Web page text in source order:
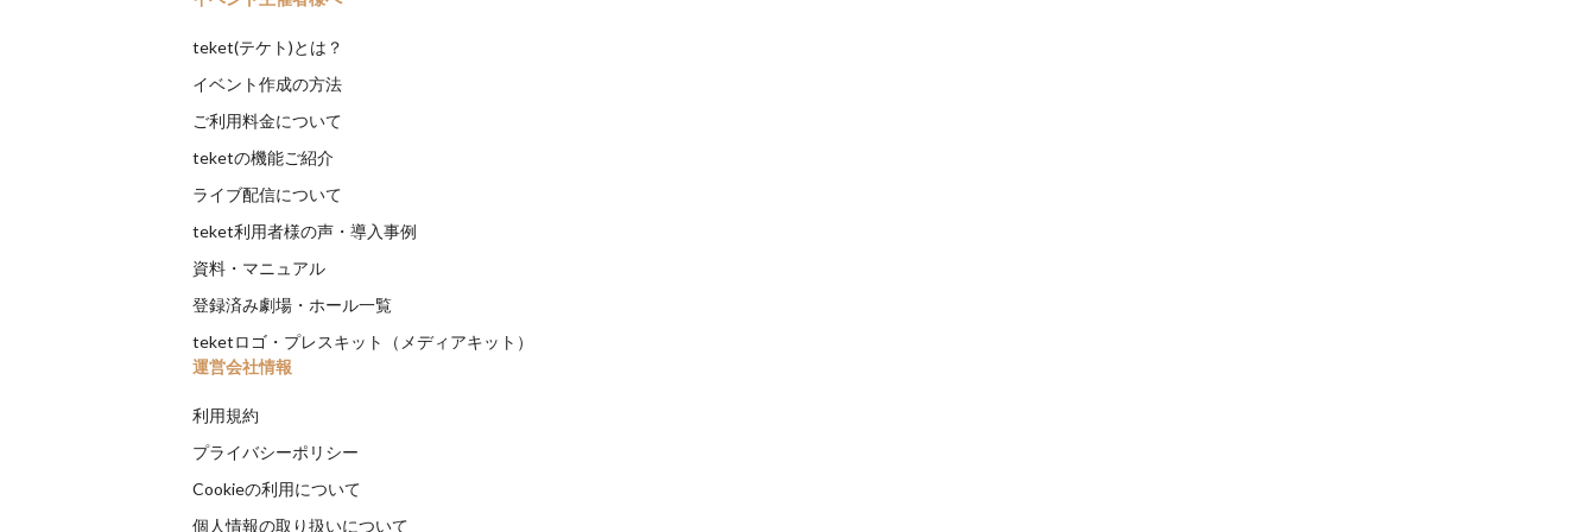
teket(テケト)とは？
イベント作成の方法
ご利用料金について
teketの機能ご紹介
ライブ配信について
teket利用者様の声・導入事例
資料・マニュアル
登録済み劇場・ホール一覧
teketロゴ・プレスキット（メディアキット）
運営会社情報
利用規約
プライバシーポリシー
Cookieの利用について
個人情報の取り扱いについて